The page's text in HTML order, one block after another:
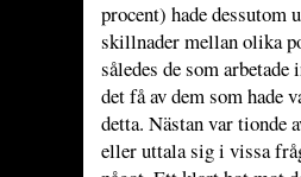
procent) hade dessutom
skillnader mellan olika
således de som
det få av dem som hade
detta. Nästan var tionde
eller uttala sig i vissa